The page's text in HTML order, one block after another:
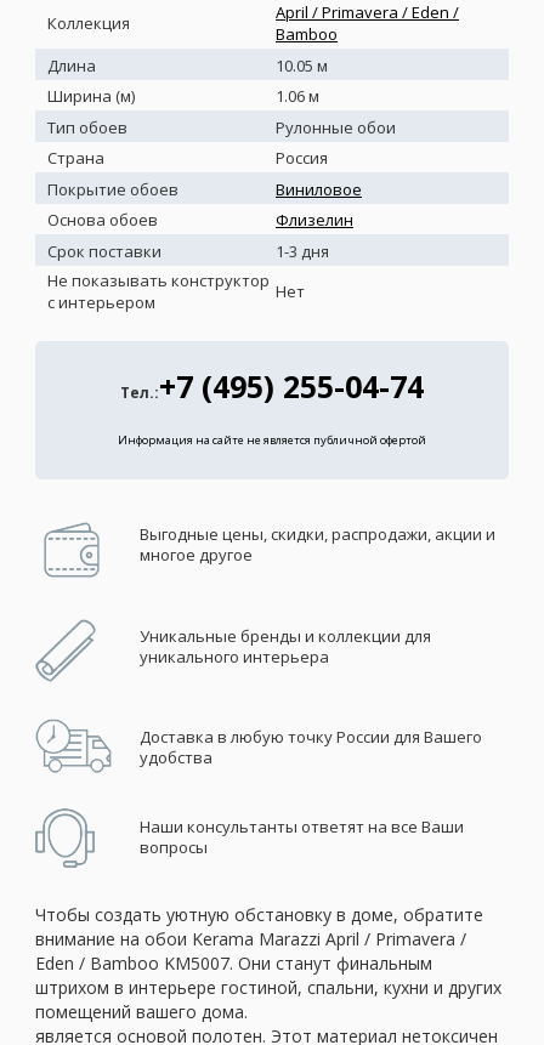
Коллекция
April / Primavera / Eden /
Bamboo
Длина
10.05 м
Ширина (м)
1.06 м
Тип обоев
Рулонные обои
Страна
Россия
Покрытие обоев
Виниловое
Основа обоев
Флизелин
Срок поставки
1-3 дня
Не показывать конструктор
с интерьером
Нет
Тел.:+7 (495) 255-04-74
Информация на сайте не является публичной офертой
Выгодные цены, скидки, распродажи, акции и
многое другое
Уникальные бренды и коллекции для
уникального интерьера
Доставка в любую точку России для Вашего
удобства
Наши консультанты ответят на все Ваши
вопросы
Чтобы создать уютную обстановку в доме, обратите
внимание на обои Kerama Marazzi April / Primavera /
Eden / Bamboo KM5007. Они станут финальным
штрихом в интерьере гостиной, спальни, кухни и других
помещений вашего дома.
является основой полотен. Этот материал нетоксичен